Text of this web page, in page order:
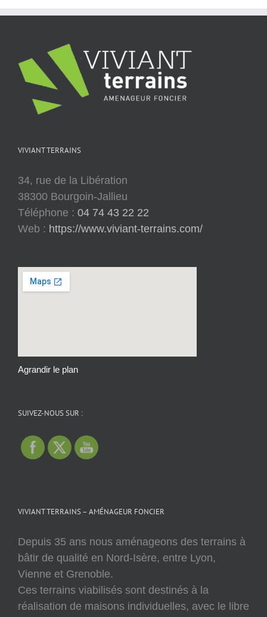
VIVIANT TERRAINS
34, rue de la Libération
38300 Bourgoin-Jallieu
Téléphone : 04 74 43 22 22
Web : https://www.viviant-terrains.com/
Agrandir le plan
SUIVEZ-NOUS SUR :
VIVIANT TERRAINS – AMÉNAGEUR FONCIER
Depuis 35 ans nous aménageons des terrains à
bâtir de qualité en Nord-Isère, entre Lyon,
Vienne et Grenoble.
Ces terrains viabilisés sont destinés à la
réalisation de maisons individuelles, avec le libre